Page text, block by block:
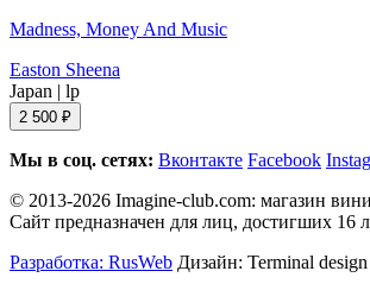
Madness, Money And Music
Easton Sheena
Japan | lp
2 500 ₽
Мы в соц. сетях: Вконтакте Facebook
© 2013-2026 Imagine-club.com: магазин
Сайт предназначен для лиц, достигших 16
Разработка: RusWeb Дизайн: Terminal design